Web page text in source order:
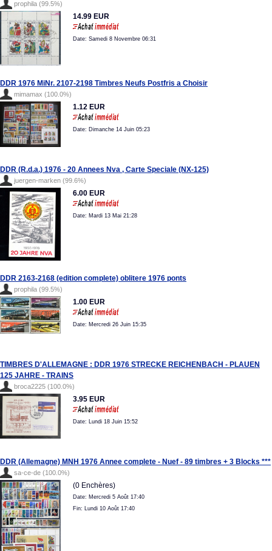
prophila (99.5%)
14.99 EUR
Date: Samedi 8 Novembre 06:31
DDR 1976 MiNr. 2107-2198 Timbres Neufs Postfris a Choisir
mimamax (100.0%)
1.12 EUR
Date: Dimanche 14 Juin 05:23
DDR (R.d.a.) 1976 - 20 Annees Nva , Carte Speciale (NX-125)
juergen-marken (99.6%)
6.00 EUR
Date: Mardi 13 Mai 21:28
DDR 2163-2168 (edition complete) oblitere 1976 ponts
prophila (99.5%)
1.00 EUR
Date: Mercredi 26 Juin 15:35
TIMBRES D'ALLEMAGNE : DDR 1976 STRECKE REICHENBACH - PLAUEN
125 JAHRE - TRAINS
broca2225 (100.0%)
3.95 EUR
Date: Lundi 18 Juin 15:52
DDR (Allemagne) MNH 1976 Annee complete - Nuef - 89 timbres + 3 Blocks ***
sa-ce-de (100.0%)
(0 Enchères)
Date: Mercredi 5 Août 17:40
Fin: Lundi 10 Août 17:40